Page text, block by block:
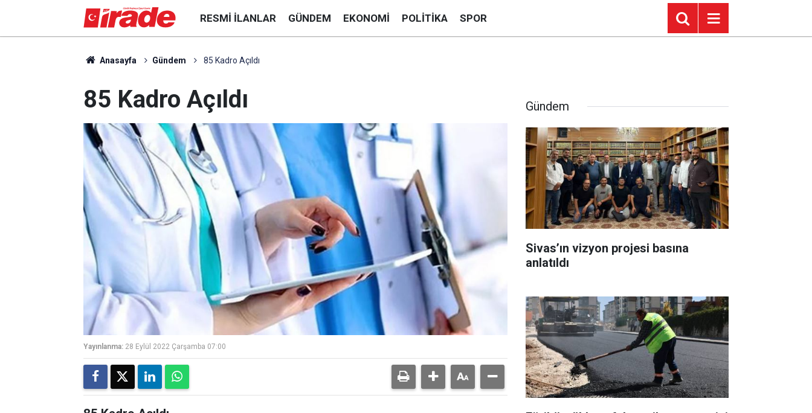
RESMI İLANLAR GÜNDEM EKONOMI POLITIKA SPOR
Anasayfa Gündem 85 Kadro Açıldı
85 Kadro Açıldı
Yayınlanma: 28 Eylül 2022 Çarşamba 07:00
Gündem
Sivas’ın vizyon projesi basına
anlatıldı